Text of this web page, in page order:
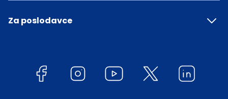
Za poslodavce